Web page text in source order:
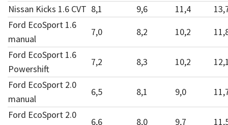
Nissan Kicks 1.6 CVT 8,1 9,6 11,4
Ford EcoSport 1.6
manual
7,0 8,2 10,2
Ford EcoSport 1.6
Powershift
7,2 8,3 10,2
Ford EcoSport 2.0
manual
6,5 8,1 9,0
Ford EcoSport 2.0
6,6 8,0 9,7